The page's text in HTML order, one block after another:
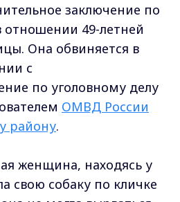
заключение по
отношении 49-летней
Она обвиняется в
с
по уголовному делу
ОМВД России
району.
женщина, находясь у
свою собаку по кличке